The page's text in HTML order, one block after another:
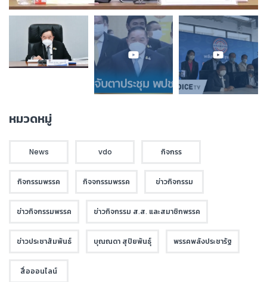
หมวดหมู่
News vdo กิจกรร
กิจกรรมพรรค กิจจกรรมพรรค ข่าวกิจกรรม
ข่าวกิจกรรมพรรค ข่าวกิจกรรม ส.ส. และสมาชิกพรรค
ข่าวประชาสัมพันธ์ บุณณดา สุปิยพันธุ์ พรรคพลังประชารัฐ
สื่อออนไลน์